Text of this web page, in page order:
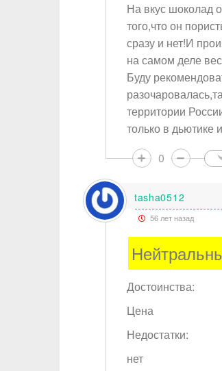
На вкус шоколад
того,что он
сразу и нет!И
на самом деле
Буду
территории
только в дьютике
0
tasha0512
56 лет назад
Достоинства:
Цена
Недостатки:
нет